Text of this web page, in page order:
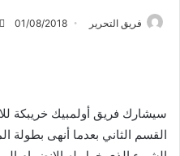
فريق التحرير 01/08/2018
سيشارك فريق أولمبيك خريبكة
القسم الثاني بعدما أنهى بطولة